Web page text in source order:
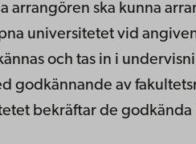
arrangören ska kunna
universitetet vid
och tas in i
godkännande av
bekräftar de godkända